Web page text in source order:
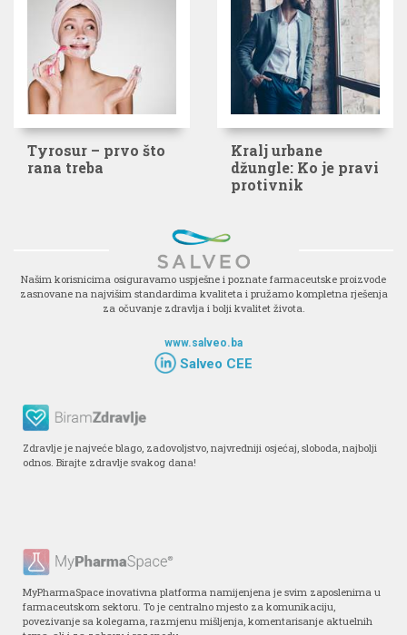
Tyrosur – prvo što
rana treba
Kralj urbane
džungle: Ko je pravi
protivnik
Našim korisnicima osiguravamo uspješne i poznate farmaceutske proizvode
zasnovane na najvišim standardima kvaliteta i pružamo kompletna rješenja
za očuvanje zdravlja i bolji kvalitet života.
www.salveo.ba
Salveo CEE
Zdravlje je najveće blago, zadovoljstvo, najvredniji osjećaj, sloboda, najbolji
odnos. Birajte zdravlje svakog dana!
MyPharmaSpace inovativna platforma namijenjena je svim zaposlenima u
farmaceutskom sektoru. To je centralno mjesto za komunikaciju,
povezivanje sa kolegama, razmjenu mišljenja, komentarisanje aktuelnih